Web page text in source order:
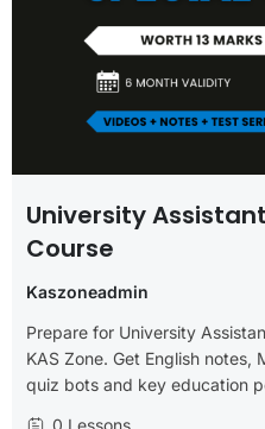
University
Course
Kaszoneadmin
Prepare for University
KAS Zone. Get English notes,
quiz bots and key education
0 Lessons